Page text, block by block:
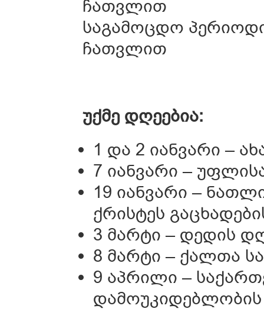
ჩათვლით
საგამოცდო
ჩათვლით
უქმე დღეებია:
1 და 2 იანვარი –
7 იანვარი –
19 იანვარი –
ქრისტეს
3 მარტი – დედის
8 მარტი – ქალთა
9 აპრილი –
დამოუკიდებლობის